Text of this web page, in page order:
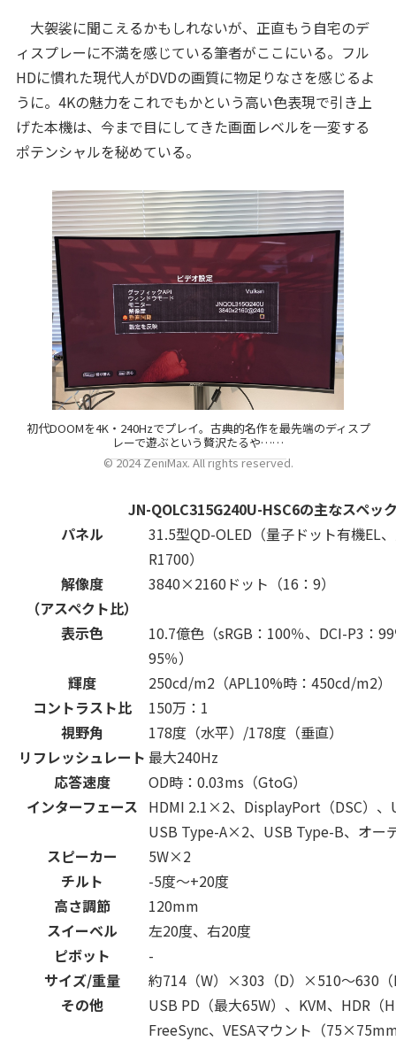
大袈裟に聞こえるかもしれないが、正直もう自宅のデ
ィスプレーに不満を感じている筆者がここにいる。フル
HDに慣れた現代人がDVDの画質に物足りなさを感じるよ
うに。4Kの魅力をこれでもかという高い色表現で引き上
げた本機は、今まで目にしてきた画面レベルを一変する
ポテンシャルを秘めている。
初代DOOMを4K・240Hzでプレイ。古典的名作を最先端のディスプ
レーで遊ぶという贅沢たるや……
© 2024 ZeniMax. All rights reserved.
JN-QOLC315G240U-HSC6の主なスペッ
パネル
31.5型QD-OLED（量子ドット有機EL
R1700）
解像度
（アスペクト比）
3840×2160ドット（16：9）
表示色
10.7億色（sRGB：100％、DCI-P3：
95％）
輝度
250cd/m2 （APL10%時：450cd/m2）
コントラスト比
150万：1
視野角
178度（水平）/178度（垂直）
リフレッシュレート 最大240Hz
応答速度
OD時：0.03ms（GtoG）
インターフェース HDMI 2.1×2、DisplayPort（DSC）、
USB Type-A×2、USB Type-B、オー
スピーカー
5W×2
チルト
-5度～+20度
高さ調節
120mm
スイーベル
左20度、右20度
ピボット
-
サイズ/重量
約714（W）×303（D）×510～630
その他
USB PD（最大65W）、KVM、HDR（
FreeSync、VESAマウント（